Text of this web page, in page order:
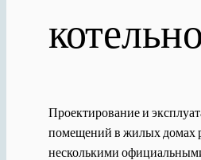
Проектирование и
помещений в жилых домах
несколькими